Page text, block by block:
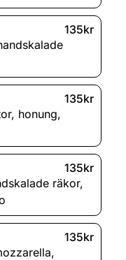
135kr
135kr
, honung,
135kr
räkor,
135kr
,